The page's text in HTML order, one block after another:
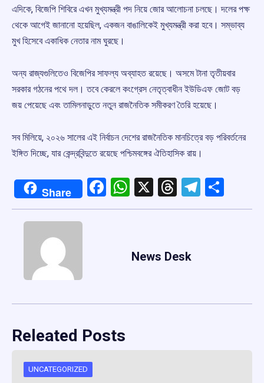
এদিকে, বিজেপি শিবিরে এখন মুখ্যমন্ত্রী পদ নিয়ে জোর আলোচনা চলছে। দলের পক্ষ
থেকে আগেই জানানো হয়েছিল, একজন বাঙালিকেই মুখ্যমন্ত্রী করা হবে। সম্ভাব্য
মুখ হিসেবে একাধিক নেতার নাম ঘুরছে।
অন্য রাজ্যগুলিতেও বিজেপির সাফল্য অব্যাহত রয়েছে। অসমে টানা তৃতীয়বার
সরকার গঠনের পথে দল। তবে কেরলে কংগ্রেস নেতৃত্বাধীন ইউডিএফ জোট বড়
জয় পেয়েছে এবং তামিলনাড়ুতে নতুন রাজনৈতিক সমীকরণ তৈরি হয়েছে।
সব মিলিয়ে, ২০২৬ সালের এই নির্বাচন দেশের রাজনৈতিক মানচিত্রে বড় পরিবর্তনের
ইঙ্গিত দিচ্ছে, যার কেন্দ্রবিন্দুতে রয়েছে পশ্চিমবঙ্গের ঐতিহাসিক রায়।
Share Facebook
WhatsApp
X Threads
News Desk
Releated Posts
UNCATEGORIZED